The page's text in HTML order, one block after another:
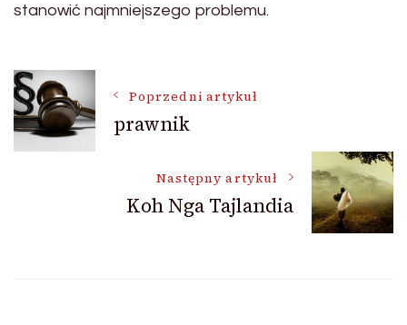
stanowić najmniejszego problemu.
Nawigacja
wpisu
Poprzedni artykuł
prawnik
Następny artykuł
Koh Nga Tajlandia